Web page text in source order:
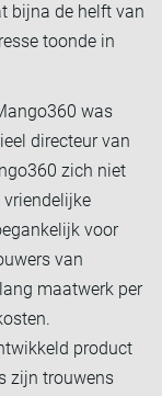
bijna de helft van
toonde in
was
directeur van
zich niet
vriendelijke
voor
van
maatwerk per
product
zijn trouwens